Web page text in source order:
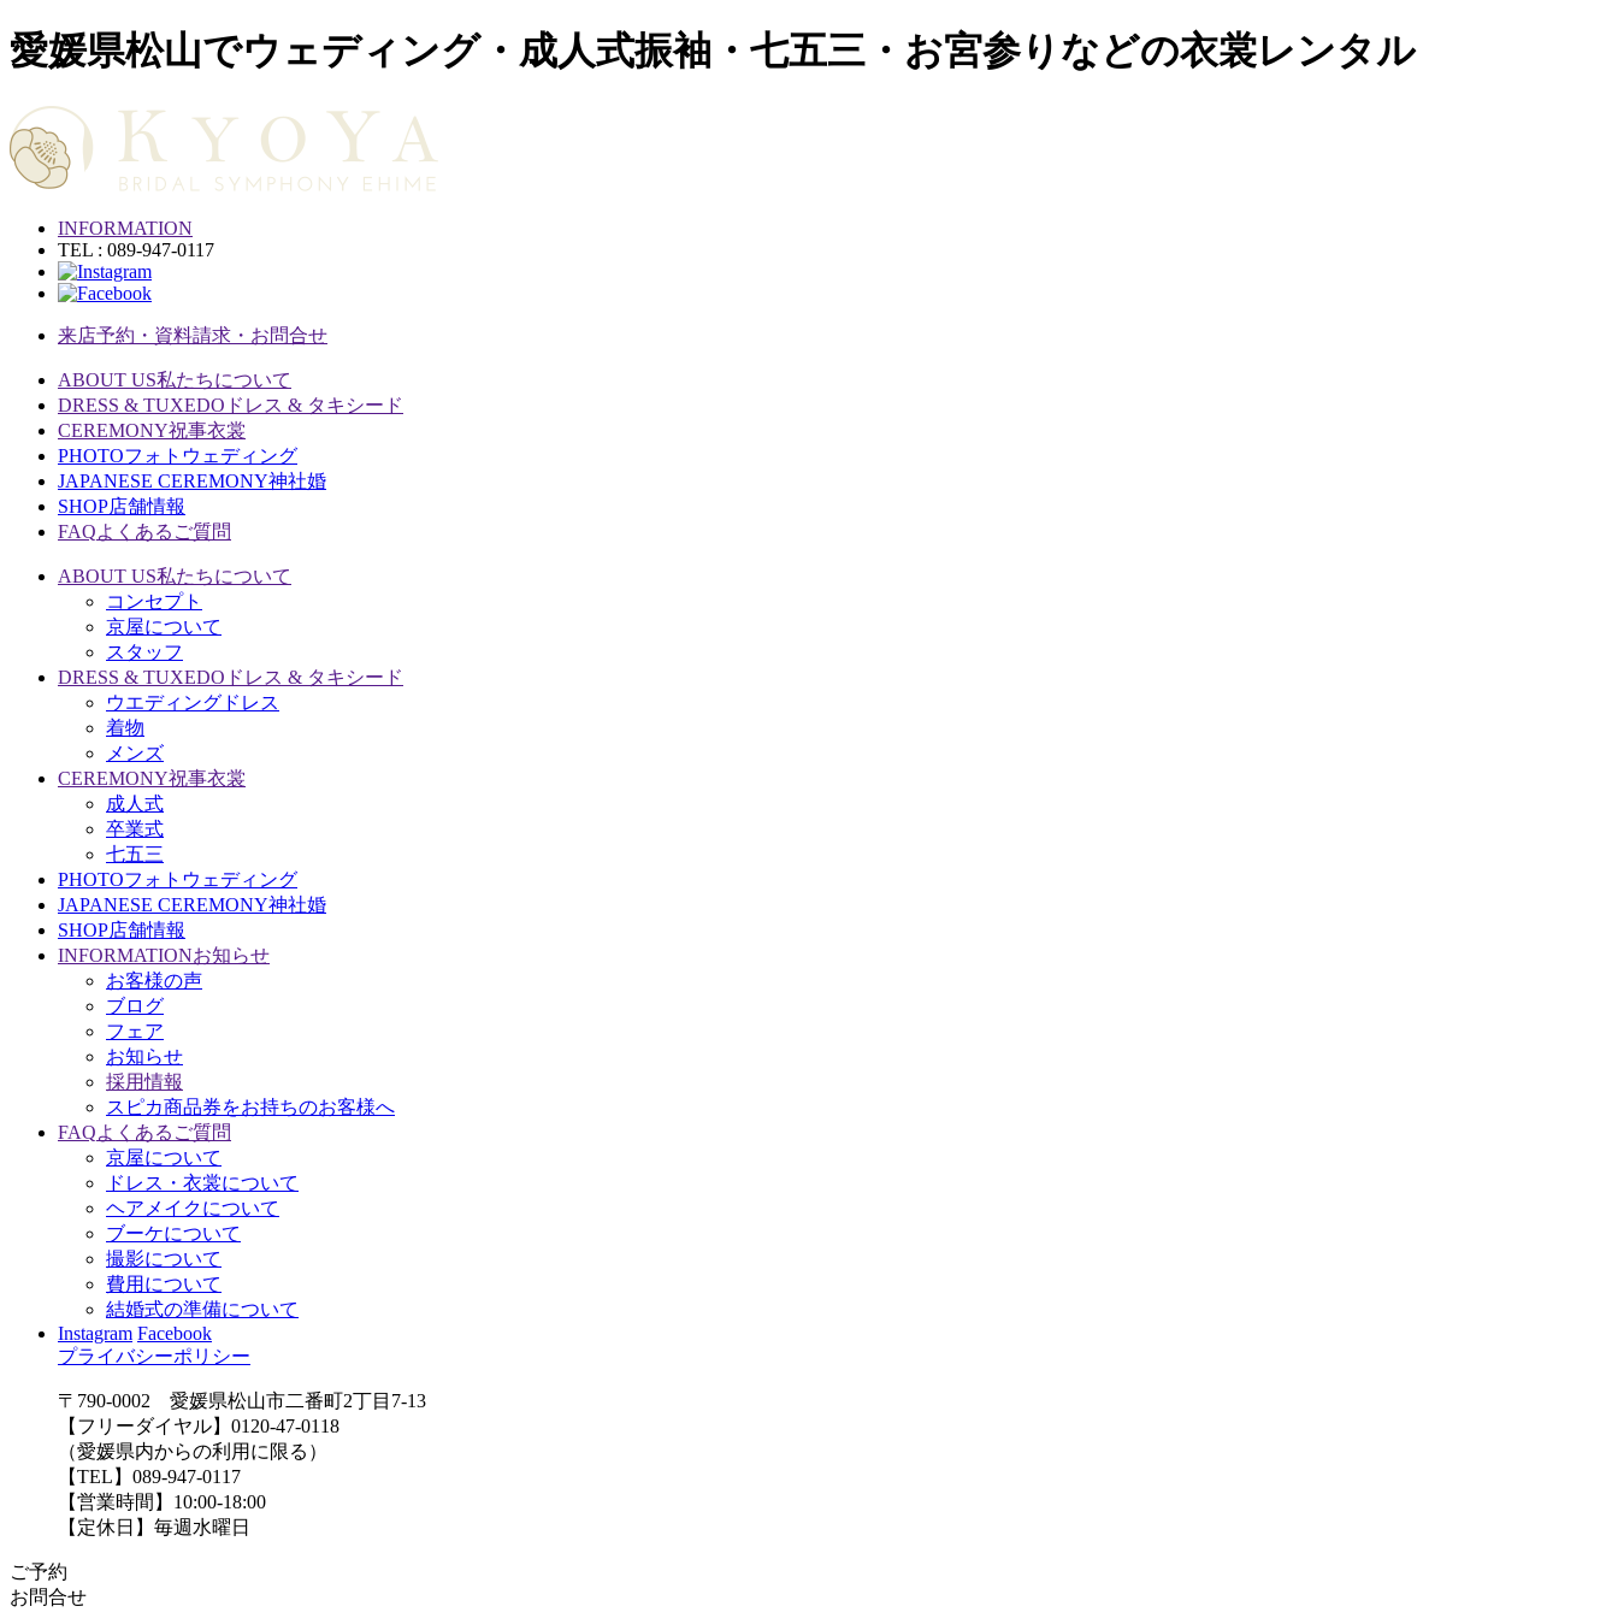
愛媛県松山でウェディング・成人式振袖・七五三・お宮参りなどの衣裳レンタル
INFORMATION
TEL : 089-947-0117
来店予約・資料請求・お問合せ
ABOUT US私たちについて
DRESS & TUXEDO ドレス & タキシード
CEREMONY祝事衣裳
PHOTOフォトウェディング
JAPANESE CEREMONY神社婚
SHOP店舗情報
FAQよくあるご質問
ABOUT US私たちについて
コンセプト
京屋について
スタッフ
DRESS & TUXEDO ドレス & タキシード
ウエディングドレス
着物
メンズ
CEREMONY祝事衣裳
成人式
卒業式
七五三
PHOTOフォトウェディング
JAPANESE CEREMONY神社婚
SHOP店舗情報
INFORMATIONお知らせ
お客様の声
ブログ
フェア
お知らせ
採用情報
スピカ商品券をお持ちのお客様へ
FAQよくあるご質問
京屋について
ドレス・衣裳について
ヘアメイクについて
ブーケについて
撮影について
費用について
結婚式の準備について
Instagram Facebook
プライバシーポリシー
〒790-0002 愛媛県松山市二番町2丁目7-13
【フリーダイヤル】0120-47-0118
（愛媛県内からの利用に限る）
【TEL】089-947-0117
【営業時間】10:00-18:00
【定休日】毎週水曜日
ご予約
お問合せ